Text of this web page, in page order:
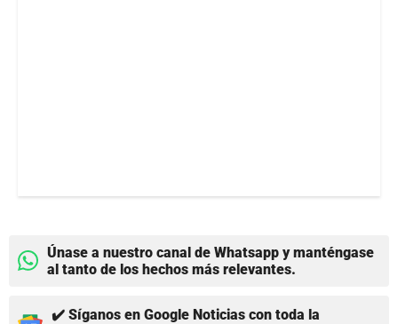
Únase a nuestro canal de Whatsapp y manténgase
al tanto de los hechos más relevantes.
✔️ Síganos en Google Noticias con toda la